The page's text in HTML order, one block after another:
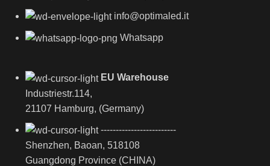
info@optimaled.it
Whatsapp
EU Warehouse
Industriestr.114,
21107 Hamburg, (Germany)
-------------------------
Shenzhen, Baoan, 518108
Guangdong Province (CHINA)